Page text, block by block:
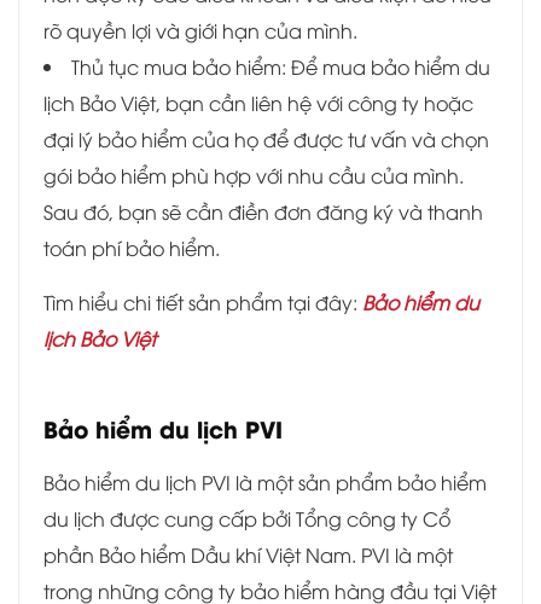
rõ quyền lợi và giới hạn của mình.
Thủ tục mua bảo hiểm: Để mua bảo hiểm du
lịch Bảo Việt, bạn cần liên hệ với công ty hoặc
đại lý bảo hiểm của họ để được tư vấn và chọn
gói bảo hiểm phù hợp với nhu cầu của mình.
Sau đó, bạn sẽ cần điền đơn đăng ký và thanh
toán phí bảo hiểm.
Tìm hiểu chi tiết sản phẩm tại đây: Bảo hiểm du
lịch Bảo Việt
Bảo hiểm du lịch PVI
Bảo hiểm du lịch PVI là một sản phẩm bảo hiểm
du lịch được cung cấp bởi Tổng công ty Cổ
phần Bảo hiểm Dầu khí Việt Nam. PVI là một
trong những công ty bảo hiểm hàng đầu tại Việt